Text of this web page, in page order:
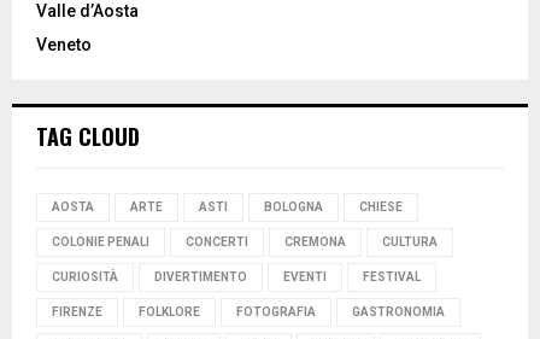
Valle d’Aosta
Veneto
TAG CLOUD
AOSTA ARTE ASTI BOLOGNA CHIESE
COLONIE PENALI CONCERTI CREMONA CULTURA
CURIOSITÀ DIVERTIMENTO EVENTI FESTIVAL
FIRENZE FOLKLORE FOTOGRAFIA GASTRONOMIA